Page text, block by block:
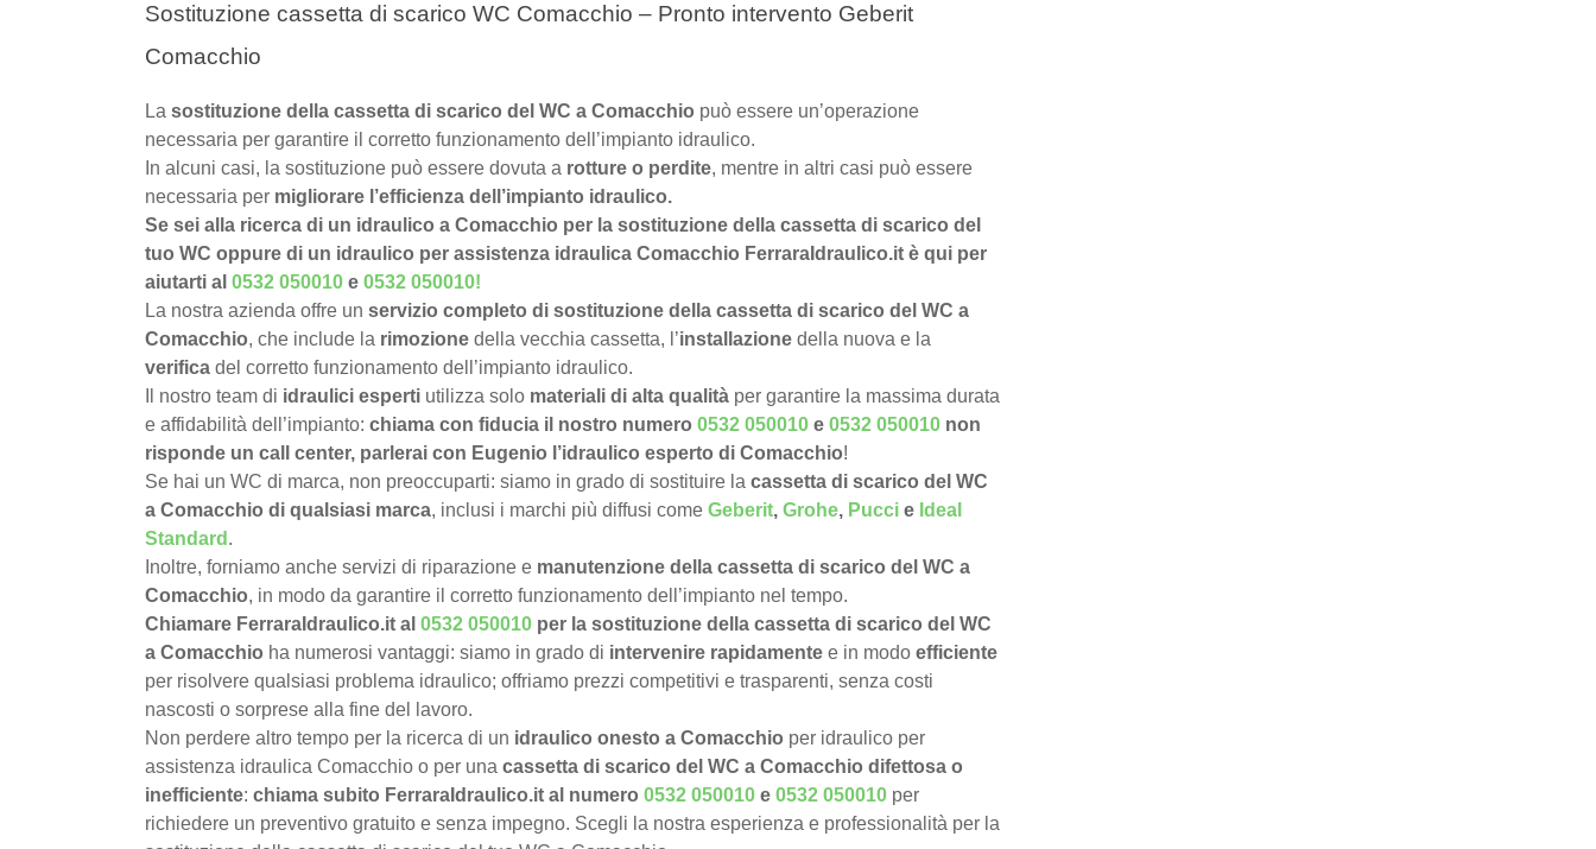
Sostituzione cassetta di scarico WC Comacchio – Pronto intervento Geberit
Comacchio
La sostituzione della cassetta di scarico del WC a Comacchio può essere un’operazione
necessaria per garantire il corretto funzionamento dell’impianto idraulico.
In alcuni casi, la sostituzione può essere dovuta a rotture o perdite, mentre in altri casi può essere
necessaria per migliorare l’efficienza dell’impianto idraulico.
Se sei alla ricerca di un idraulico a Comacchio per la sostituzione della cassetta di scarico del
tuo WC oppure di un idraulico per assistenza idraulica Comacchio FerraraIdraulico.it è qui per
aiutarti al 0532 050010 e 0532 050010!
La nostra azienda offre un servizio completo di sostituzione della cassetta di scarico del WC a
Comacchio, che include la rimozione della vecchia cassetta, l’installazione della nuova e la
verifica del corretto funzionamento dell’impianto idraulico.
Il nostro team di idraulici esperti utilizza solo materiali di alta qualità per garantire la massima durata
e affidabilità dell’impianto: chiama con fiducia il nostro numero 0532 050010 e 0532 050010 non
risponde un call center, parlerai con Eugenio l’idraulico esperto di Comacchio!
Se hai un WC di marca, non preoccuparti: siamo in grado di sostituire la cassetta di scarico del WC
a Comacchio di qualsiasi marca, inclusi i marchi più diffusi come Geberit, Grohe, Pucci e Ideal
Standard .
Inoltre, forniamo anche servizi di riparazione e manutenzione della cassetta di scarico del WC a
Comacchio, in modo da garantire il corretto funzionamento dell’impianto nel tempo.
Chiamare FerraraIdraulico.it al 0532 050010 per la sostituzione della cassetta di scarico del WC
a Comacchio ha numerosi vantaggi: siamo in grado di intervenire rapidamente e in modo efficiente
per risolvere qualsiasi problema idraulico; offriamo prezzi competitivi e trasparenti, senza costi
nascosti o sorprese alla fine del lavoro.
Non perdere altro tempo per la ricerca di un idraulico onesto a Comacchio per idraulico per
assistenza idraulica Comacchio o per una cassetta di scarico del WC a Comacchio difettosa o
inefficiente: chiama subito FerraraIdraulico.it al numero 0532 050010 e 0532 050010 per
richiedere un preventivo gratuito e senza impegno. Scegli la nostra esperienza e professionalità per la